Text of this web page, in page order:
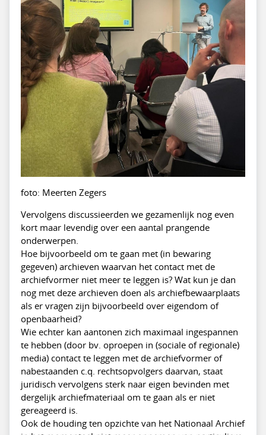
foto: Meerten Zegers
Vervolgens discussieerden we gezamenlijk nog even
kort maar levendig over een aantal prangende
onderwerpen.
Hoe bijvoorbeeld om te gaan met (in bewaring
gegeven) archieven waarvan het contact met de
archiefvormer niet meer te leggen is? Wat kun je dan
nog met deze archieven doen als archiefbewaarplaats
als er vragen zijn bijvoorbeeld over eigendom of
openbaarheid?
Wie echter kan aantonen zich maximaal ingespannen
te hebben (door bv. oproepen in (sociale of regionale)
media) contact te leggen met de archiefvormer of
nabestaanden c.q. rechtsopvolgers daarvan, staat
juridisch vervolgens sterk naar eigen bevinden met
dergelijk archiefmateriaal om te gaan als er niet
gereageerd is.
Ook de houding ten opzichte van het Nationaal Archief